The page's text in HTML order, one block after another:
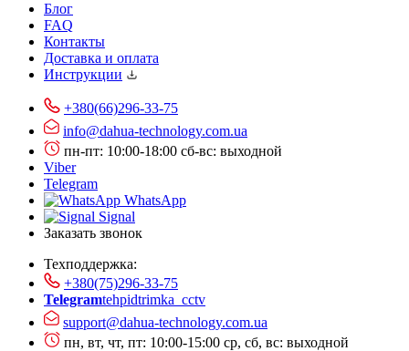
Блог
FAQ
Контакты
Доставка и оплата
Инструкции
+380(66)296-33-75
info@dahua-technology.com.ua
пн-пт: 10:00-18:00 сб-вс: выходной
Viber
Telegram
WhatsApp
Signal
Заказать звонок
Техподдержка:
+380(75)296-33-75
Telegramtehpidtrimka_cctv
support@dahua-technology.com.ua
пн, вт, чт, пт: 10:00-15:00 ср, сб, вс: выходной